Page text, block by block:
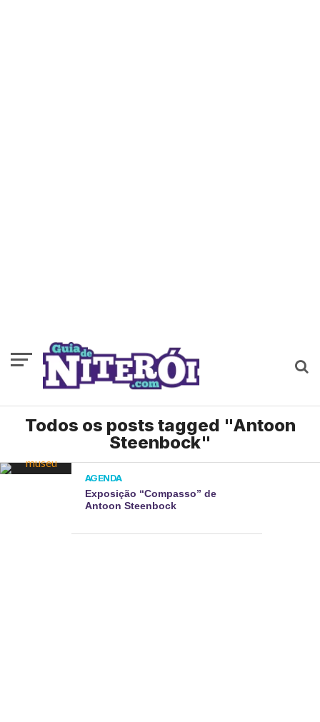
Todos os posts tagged "Antoon
Steenbock"
AGENDA
Exposição “Compasso” de
Antoon Steenbock